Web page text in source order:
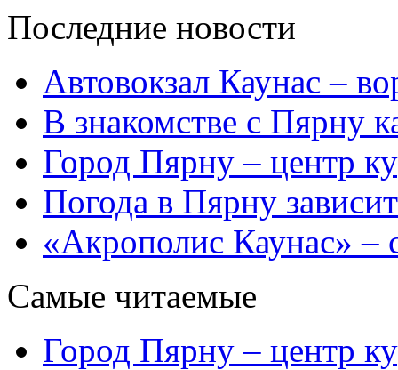
Последние новости
Автовокзал Каунас –
В знакомстве с Пярну
Город Пярну – центр
Погода в Пярну
«Акрополис Каунас» –
Самые читаемые
Город Пярну – центр